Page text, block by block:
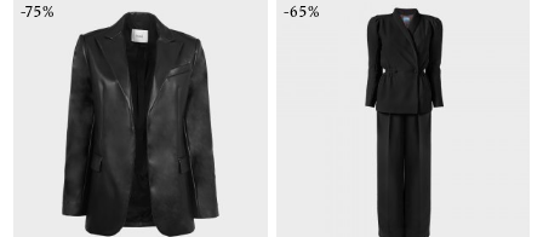
-75% -65%